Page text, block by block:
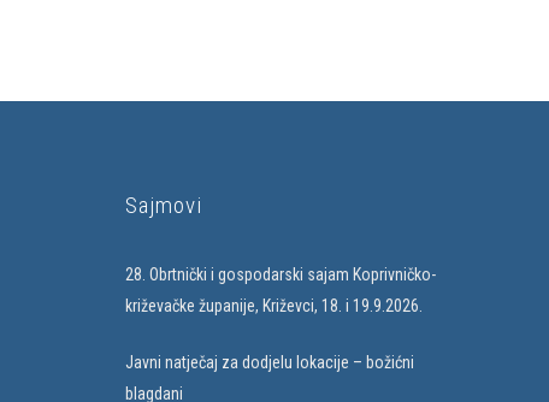
Sajmovi
28. Obrtnički i gospodarski sajam Koprivničko-
križevačke županije, Križevci, 18. i 19.9.2026.
Javni natječaj za dodjelu lokacije – božićni
blagdani